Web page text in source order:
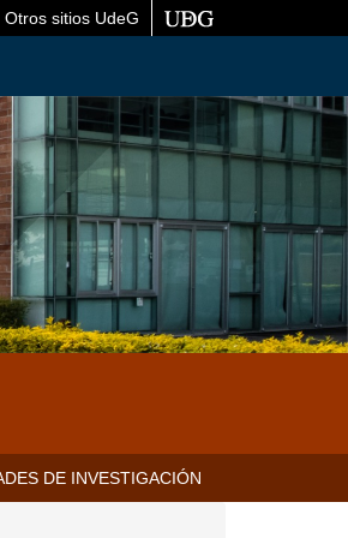
Otros sitios UdeG
DE INVESTIGACIÓN